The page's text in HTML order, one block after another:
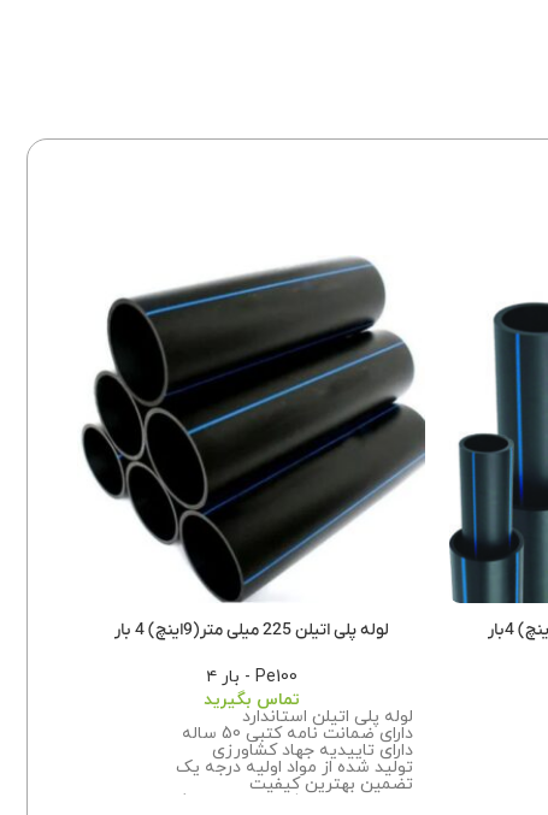
لوله پلی اتیلن 225 میلی متر(9اینچ) 4 بار
Pe100 - بار ۴
تماس بگیرید
لوله پلی اتیلن استاندارد
دارای ضمانت نامه کتبی 50 ساله
دارای تاییدیه جهاد کشاورزی
تولید شده از مواد اولیه درجه یک
تضمین بهترین کیفیت
برای اطلاعات بیشتر درباره سفارش این